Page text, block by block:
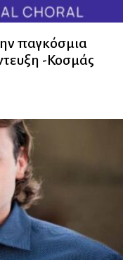
παγκόσμια
-Κοσμάς